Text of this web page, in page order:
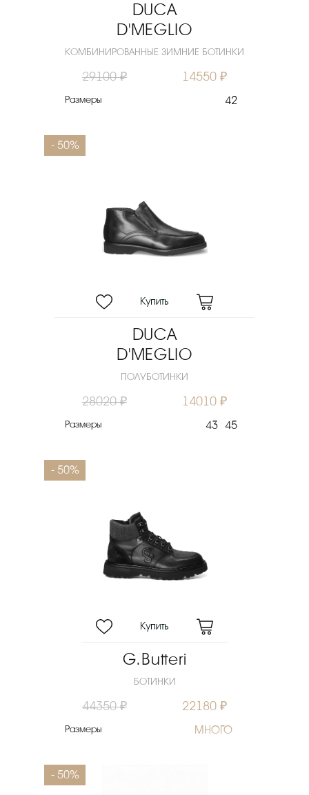
DUCA
D'MEGLIO
КОМБИНИРОВАННЫЕ ЗИМНИЕ БОТИНКИ
29100 ₽ 14550 ₽
Размеры 42
- 50%
DUCA
D'MEGLIO
ПОЛУБОТИНКИ
28020 ₽ 14010 ₽
Размеры 43 45
- 50%
G.Butteri
БОТИНКИ
44350 ₽ 22180 ₽
Размеры МНОГО
- 50%